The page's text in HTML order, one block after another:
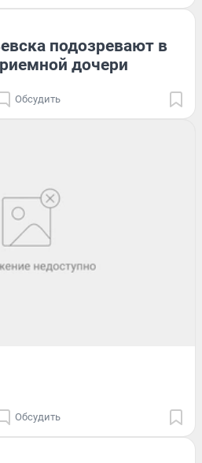
подозревают в
дочери
Обсудить
Обсудить